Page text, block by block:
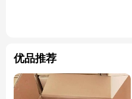
优品推荐